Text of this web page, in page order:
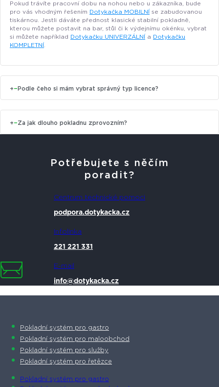
Pokud trávíte pracovní dobu na nohou nebo u zákazníka, bude
pro vás vhodným řešením Dotykačka MOBILNÍ
se zabudovanou
tiskárnou. Jestli dáváte přednost klasické stabilní pokladně,
kterou můžete postavit na bar, stůl či k výdejnímu okénku, vybrat
si můžete například
Dotykačku UNIVERZÁLNÍ a Dotykačku
KOMPLETNÍ
+− Podle čeho si mám vybrat správný typ licence?
+−Za jak dlouho pokladnu zprovozním?
Potřebujete s něčím
poradit?
Centrum technické pomoci
podpora.dotykacka.cz
Infolinka
221 221 331
E-mail
info@dotykacka.cz
Pokladní systém pro gastro
Pokladní systém pro maloobchod
Pokladní systém pro služby
Pokladní systém pro řetězce
Pokladní systém pro gastro